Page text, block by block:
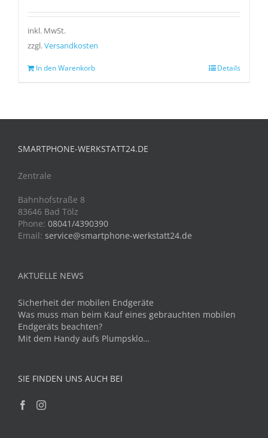
inkl. MwSt.
zzgl.Versandkosten
In den Warenkorb Details
SMARTPHONE-WERKSTATT24.DE
Zentrale
Bahnhofstraße 8
83646 Bad Tölz
Phone: 08041/4390390
Email: service@smartphone-werkstatt24.de
AKTUELLE NEWS
Sicherheit der mobilen Endgeräte
Was muss man beim Kauf eines gebrauchten mobilen
Endgeräts beachten?
Mit dem Handy aufs Plumpsklo…
SIE FINDEN UNS AUCH BEI